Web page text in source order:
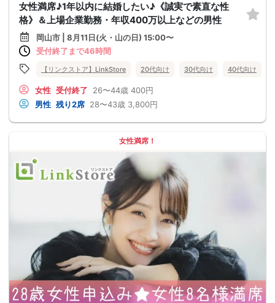
女性満席♪1年以内に結婚したい♪《誠実で素直な性
格》＆上場企業勤務・年収400万以上などの男性
岡山市 | 8月11日(火・山の日) 15:00〜
受付終了まで46時間
【リンクストア】LinkStore 20代向け 30代向け 40代向け
女性 受付終了 26〜44歳 400円
男性 残り2席 28〜43歳 3,800円
女性満席！